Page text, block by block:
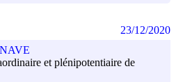
et plénipotentiaire de
23/12/2020